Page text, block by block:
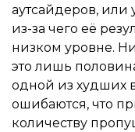
аутсайдеров, или
из-за чего её
низком уровне.
это лишь
одной из худших
ошибаются, что
количеству